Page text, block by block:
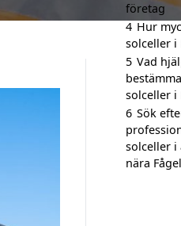
företag
4 Hur
solceller i
5 Vad
solceller i
6 Sök
solceller i
nära